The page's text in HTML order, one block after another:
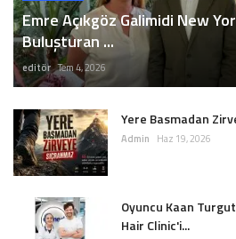
Emre Açıkgöz Galimidi New
Buluşturan ...
editör Tem 4, 2026
Yere Basmadan
Admin Haz 19, 2026
Oyuncu Kaan Turgut
Hair Clinic'i...